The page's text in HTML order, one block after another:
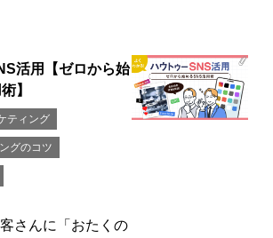
活用【ゼロから始
】
ティング
グのコツ
さんに「おたくの